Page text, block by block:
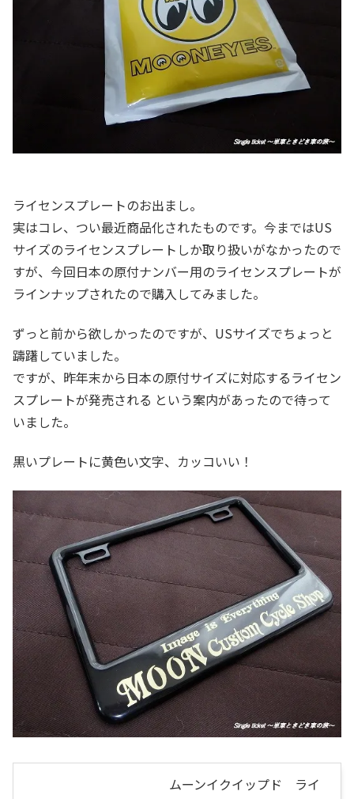
ライセンスプレートのお出まし。
実はコレ、つい最近商品化されたものです。今まではUS
サイズのライセンスプレートしか取り扱いがなかったので
すが、今回日本の原付ナンバー用のライセンスプレートが
ラインナップされたので購入してみました。
ずっと前から欲しかったのですが、USサイズでちょっと
躊躇していました。
ですが、昨年末から日本の原付サイズに対応するライセン
スプレートが発売される という案内があったので待って
いました。
黒いプレートに黄色い文字、カッコいい！
ムーンイクイップド ライ